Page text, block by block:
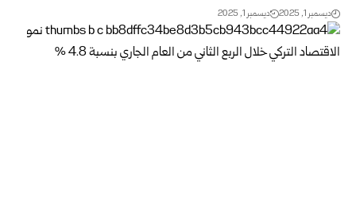
ديسمبر 1, 2025 ديسمبر 1, 2025